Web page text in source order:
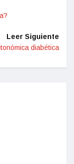
Leer Siguiente
diabética